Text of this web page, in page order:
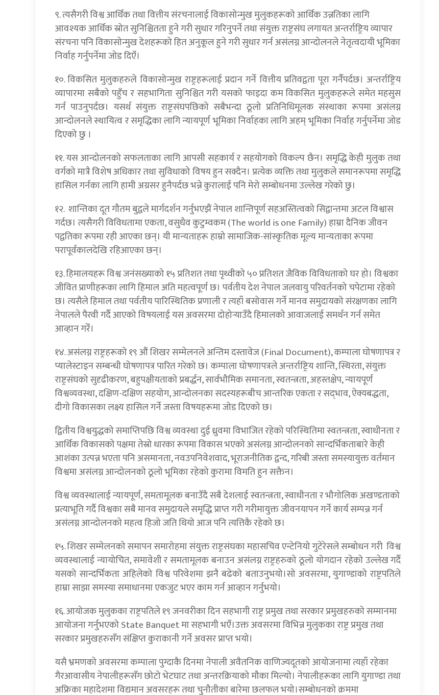
९. त्यसैगरी विश्व आर्थिक तथा वित्तीय संरचनालाई विकासोन्मुख मुलुकहरूको आर्थिक उन्नतिका लागि
आवश्यक आर्थिक स्रोत सुनिश्चितता हुने गरी सुधार गरिनुपर्ने तथा संयुक्त राष्ट्रसंघ लगायत अन्तर्राष्ट्रिय व्यापार
संरचना पनि विकासोन्मुख देशहरूको हित अनुकूल हुने गरी सुधार गर्न असंलग्न आन्दोलनले नेतृत्वदायी भूमिका
निर्वाह गर्नुपर्नेमा जोड दिएँ।
१०. विकसित मुलुकहरुले विकासोन्मुख राष्ट्रहरूलाई प्रदान गर्ने वित्तीय प्रतिवद्वता पूरा गर्नैपर्दछ। अन्तर्राष्ट्रिय
व्यापारमा सबैको पहुँच र सहभागिता सुनिश्चित गरी यसको फाइदा कम विकसित मुलुकहरूले समेत महसुस
गर्न पाउनुपर्दछ। यसर्थ संयुक्त राष्ट्रसंघपछिको सबैभन्दा ठूलो प्रतिनिधिमूलक संस्थाका रूपमा असंलग्न
आन्दोलनले स्थायित्व र समृद्धिका लागि न्यायपूर्ण भूमिका निर्वाहका लागि अहम् भूमिका निर्वाह गर्नुपर्नेमा जोड
दिएको छु ।
११. यस आन्दोलनको सफलताका लागि आपसी सहकार्य र सहयोगको विकल्प छैन। समृद्धि केही मुलुक तथा
वर्गको मात्रै विशेष अधिकार तथा सुविधाको विषय हुन सक्दैन। प्रत्येक व्यक्ति तथा मुलुकले समानरूपमा समृद्धि
हासिल गर्नका लागि हामी अग्रसर हुनैपर्दछ भन्ने कुरालाई पनि मेरो सम्बोधनमा उल्लेख गरेको छु।
१२. शान्तिका दूत गौतम बुद्वले मार्गदर्शन गर्नुभएझैं नेपाल शान्तिपूर्ण सहअस्तित्वको सिद्वान्तमा अटल विश्वास
गर्दछ। त्यसैगरी विविधतामा एकता, वसुधैव कुटुम्वकम (The world is one Family) हाम्रा दैनिक जीवन
पद्वतिका रूपमा रही आएका छन्। यी मान्यताहरू हाम्रो सामाजिक-सांस्कृतिक मूल्य मान्यताका रूपमा
परापूर्वकालदेखि रहिआएका छन्।
१३. हिमालयहरू विश्व जनंसख्याको १५ प्रतिशत तथा पृथ्वीको ५० प्रतिशत जैविक विविधताको घर हो। विश्वका
जीवित प्राणीहरूका लागि हिमाल अति महत्वपूर्ण छ। पर्वतीय देश नेपाल जलवायु परिवर्तनको चपेटामा रहेको
छ। त्यसैले हिमाल तथा पर्वतीय पारिस्थितिक प्रणाली र त्यहाँ बसोवास गर्ने मानव समुदायको संरक्षणका लागि
नेपालले पैरवी गर्दै आएको विषयलाई यस अवसरमा दोहोर्‍याउँदै हिमालको आवाजलाई समर्थन गर्न समेत
आव्हान गरेँ।
१४. असंलग्न राष्ट्रहरूको १९ औं शिखर सम्मेलनले अन्तिम दस्तावेज (Final Document), कम्पाला घोषणापत्र र
प्यालेस्टाइन सम्बन्धी घोषणापत्र पारित गरेको छ। कम्पाला घोषणापत्रले अन्तर्राष्ट्रिय शान्ति, स्थिरता, संयुक्त
राष्ट्रसंघको सुदृढीकरण, बहुपक्षीयताको प्रबर्द्धन, सार्वभौमिक समानता, स्वतन्त्रता, अहस्तक्षेप, न्यायपूर्ण
विश्वव्यवस्था, दक्षिण-दक्षिण सहयोग, आन्दोलनका सदस्यहरूबीच आन्तरिक एकता र सद्‌भाव, ऐक्यबद्धता,
दीगो विकासका लक्ष्य हासिल गर्ने जस्ता विषयहरूमा जोड दिएको छ।
द्वितीय विश्वयुद्धको समाप्तिपछि विश्व व्यवस्था दुई ध्रुवमा विभाजित रहेको परिस्थितिमा स्वतन्त्रता, स्वाधीनता र
आर्थिक विकासको पक्षमा तेस्रो धारका रूपमा विकास भएको असंलग्न आन्दोलनको सान्दर्भिकताबारे केही
आशंका उत्पन्न भएता पनि असमानता, नवउपनिवेशवाद, भूराजनीतिक द्वन्द, गरिबी जस्ता समस्यायुक्त वर्तमान
विश्वमा असंलग्न आन्दोलनको ठूलो भूमिका रहेको कुरामा विमति हुन सक्तैन।
विश्व व्यवस्थालाई न्यायपूर्ण, समतामूलक बनाउँदै सबै देशलाई स्वतन्त्रता, स्वाधीनता र भौगोलिक अखण्डताको
प्रत्याभूति गर्दै विश्वका सबै मानव समुदायले समृद्धि प्राप्त गरी गरीमायुक्त जीवनयापन गर्ने कार्य सम्पन्न गर्न
असंलग्न आन्दोलनको महत्व हिजो जति थियो आज पनि त्यत्तिकै रहेको छ।
१५. शिखर सम्मेलनको समापन समारोहमा संयुक्त राष्ट्रसंघका महासचिव एन्टेनियो गुटेरेसले सम्बोधन गरी विश्व
व्यवस्थालाई न्यायोचित, समावेशी र समतामूलक बनाउन असंलग्न राष्ट्रहरुको ठूलो योगदान रहेको उल्लेख गर्दै
यसको सान्दर्भिकता अहिलेको विश्व परिवेशमा झनै बढेको बताउनुभयो।सो अवसरमा, युगाण्डाको राष्ट्रपतिले
हाम्रा साझा समस्या समाधानमा एकजुट भएर काम गर्न आव्हान गर्नुभयो।
१६. आयोजक मुलुकका राष्ट्रपतिले १९ जनवरीका दिन सहभागी राष्ट्र प्रमुख तथा सरकार प्रमुखहरुको सम्मानमा
आयोजना गर्नुभएको State Banquet मा सहभागी भएँ।उक्त अवसरमा विभिन्न मुलुकका राष्ट्र प्रमुख तथा
सरकार प्रमुखहरुसँग संक्षिप्त कुराकानी गर्ने अवसर प्राप्त भयो।
यसै भ्रमणको अवसरमा कम्पाला पुग्दाकै दिनमा नेपाली अवैतनिक वाणिज्यदूतको आयोजनामा त्यहाँ रहेका
गैरआवासीय नेपालीहरूसँग छोटो भेटघाट तथा अन्तरक्रियाको मौका मिल्यो। नेपालीहरूका लागि युगाण्डा तथा
अफ्रिका महादेशमा विद्यमान अवसरहरू तथा चुनौतीका बारेमा छलफल भयो।सम्बोधनको क्रममा